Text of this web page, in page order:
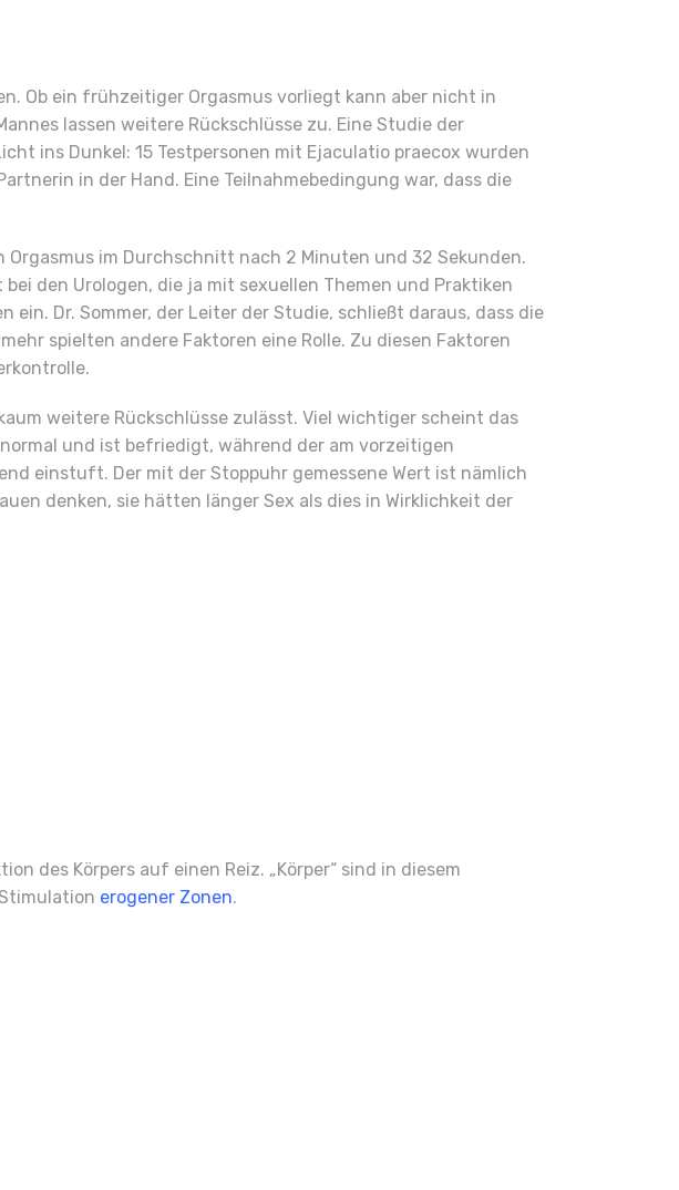
Ob ein frühzeitiger Orgasmus vorliegt kann aber nicht in
lassen weitere Rückschlüsse zu. Eine Studie der
ins Dunkel: 15 Testpersonen mit Ejaculatio praecox wurden
in der Hand. Eine Teilnahmebedingung war, dass die
im Durchschnitt nach 2 Minuten und 32 Sekunden.
den Urologen, die ja mit sexuellen Themen und Praktiken
Dr. Sommer, der Leiter der Studie, schließt daraus, dass die
spielten andere Faktoren eine Rolle. Zu diesen Faktoren
weitere Rückschlüsse zulässt. Viel wichtiger scheint das
und ist befriedigt, während der am vorzeitigen
einstuft. Der mit der Stoppuhr gemessene Wert ist nämlich
denken, sie hätten länger Sex als dies in Wirklichkeit der
des Körpers auf einen Reiz. „Körper“ sind in diesem
erogener Zonen.